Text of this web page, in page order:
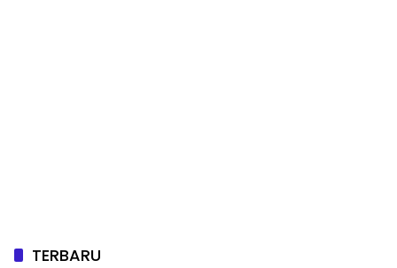
TERBARU